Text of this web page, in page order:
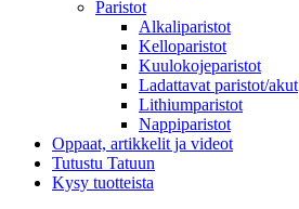
Paristot
Alkaliparistot
Kelloparistot
Kuulokojeparistot
Ladattavat paristot/akut
Lithiumparistot
Nappiparistot
Oppaat, artikkelit ja videot
Tutustu Tatuun
Kysy tuotteista